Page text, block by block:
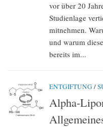
vor über 20
Studienlage
mitnehmen.
und warum
bereits im...
ENTGIFTUNG /
Alpha-